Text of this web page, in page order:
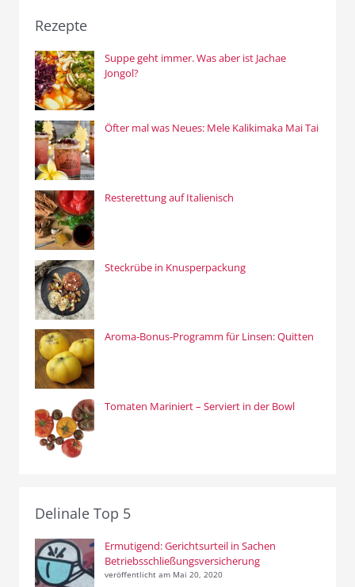
Rezepte
Suppe geht immer. Was aber ist Jachae
Jongol?
Öfter mal was Neues: Mele Kalikimaka Mai Tai
Resterettung auf Italienisch
Steckrübe in Knusperpackung
Aroma-Bonus-Programm für Linsen: Quitten
Tomaten Mariniert – Serviert in der Bowl
Delinale Top 5
Ermutigend: Gerichtsurteil in Sachen
Betriebsschließungsversicherung
veröffentlicht am Mai 20, 2020